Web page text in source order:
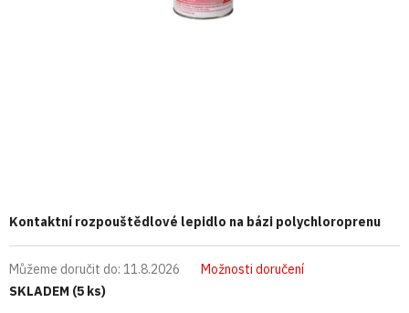
SKLADEM (5 ks)
Můžeme doručit do: 11.8.2026 Možnosti doručení
Kontaktní rozpouštědlové lepidlo na bázi polychloroprenu